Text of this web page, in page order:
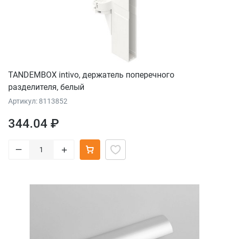
TANDEMBOX intivo, держатель поперечного
разделителя, белый
Артикул: 8113852
344.04 ₽
– +